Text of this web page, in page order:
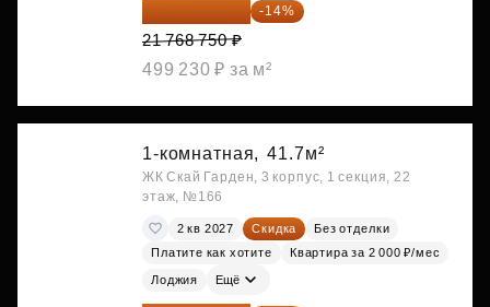
18 721 125 ₽ -14%
21 768 750 ₽
499 230 ₽ за м²
1-комнатная, 41.7м²
ЖК Скай Гарден, 3 корпус, 1 секция, 22
этаж, №166
2 кв 2027 Скидка
Без отделки
Платите как хотите
Квартира за 2 000 ₽/мес
Лоджия Ещё